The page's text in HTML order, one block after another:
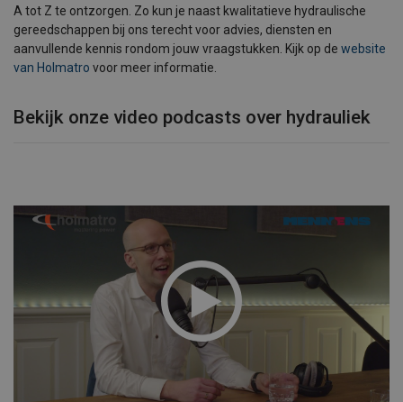
A tot Z te ontzorgen. Zo kun je naast kwalitatieve hydraulische
gereedschappen bij ons terecht voor advies, diensten en
aanvullende kennis rondom jouw vraagstukken. Kijk op de website
van Holmatro voor meer informatie.
Bekijk onze video podcasts over hydrauliek